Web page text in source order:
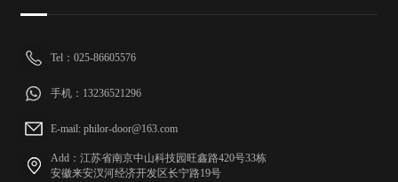
Tel：025-86605576
手机：13236521296
E-mail: philor-door@163.com
Add：江苏省南京中山科技园旺鑫路420号33栋
安徽来安汊河经济开发区长宁路19号